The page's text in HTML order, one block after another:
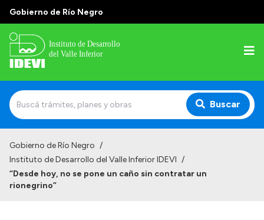
Gobierno de Río Negro
Buscar
Institucional
Gobierno de Río Negro /
Instituto de Desarrollo del Valle Inferior IDEVI /
“Desde hoy, no se pone un caño sin contratar un
rionegrino”